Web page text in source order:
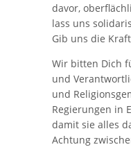
davor,
lass uns
Gib uns die
Wir bitten Dich
und
und
Regierungen in
damit sie alles
Achtung